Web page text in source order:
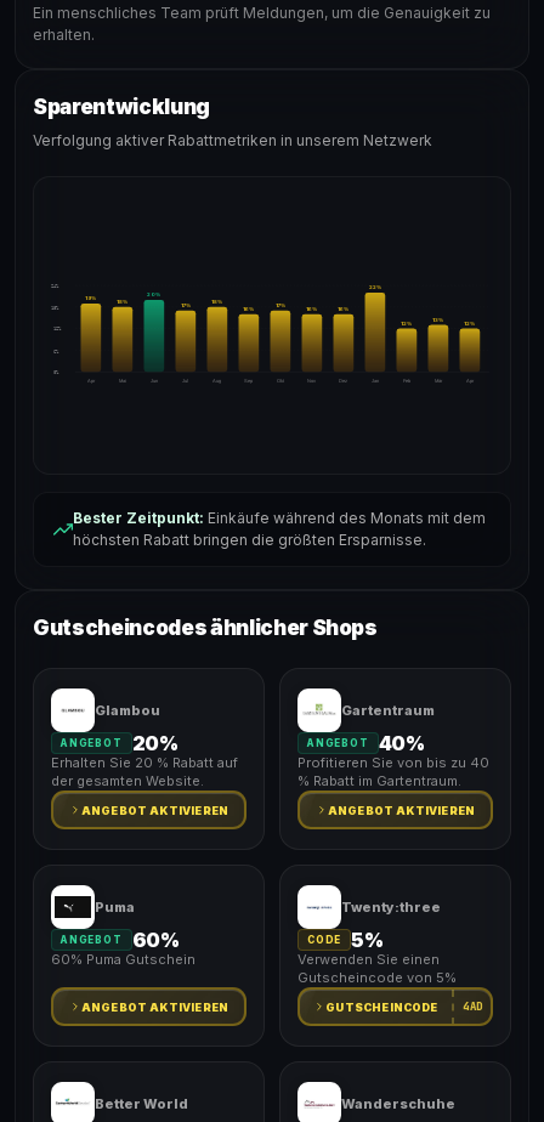
Ein menschliches Team prüft Meldungen, um die Genauigkeit zu
erhalten.
Sparentwicklung
Verfolgung aktiver Rabattmetriken in unserem Netzwerk
24%
18%
12%
6%
0%
Apr
19%
Mai
18%
Jun
20%
Jul
17%
Aug
18%
Sep
16%
Okt
17%
Nov
16%
Dez
16%
Jan
22%
Feb
12%
Mär
13%
Apr
12%
Bester Zeitpunkt: Einkäufe während des Monats mit dem
höchsten Rabatt bringen die größten Ersparnisse.
Gutscheincodes ähnlicher Shops
Glambou
ANGEBOT 20%
Erhalten Sie 20 % Rabatt auf
der gesamten Website.
ANGEBOT AKTIVIEREN
Gartentraum
ANGEBOT 40%
Profitieren Sie von bis zu 40
% Rabatt im Gartentraum.
ANGEBOT AKTIVIEREN
Puma
ANGEBOT 60%
60% Puma Gutschein
ANGEBOT AKTIVIEREN
Twenty:three
CODE 5%
Verwenden Sie einen
Gutscheincode von 5%
GUTSCHEINCODE 4AD
Better World Wanderschuhe